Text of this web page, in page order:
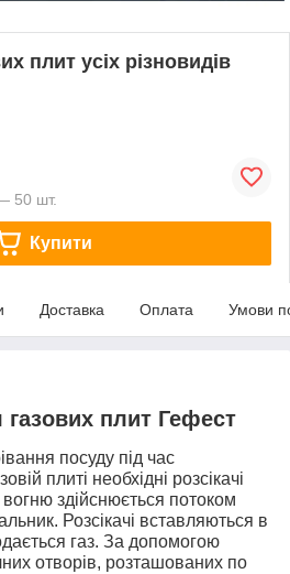
плит усіх різновидів
50 шт.
Купити
Доставка Оплата Умови
газових плит Гефест
посуду під час
плиті необхідні розсікачі
здійснюється потоком
Розсікачі вставляються в
газ. За допомогою
отворів, розташованих по